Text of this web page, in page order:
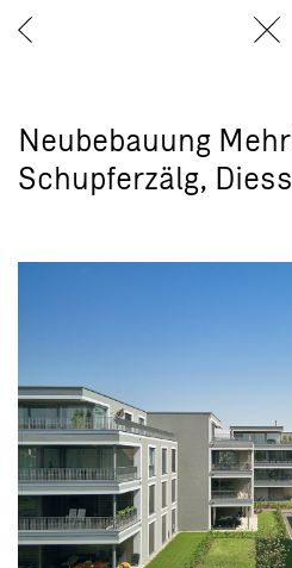
Neubebauung
Schupferzälg,